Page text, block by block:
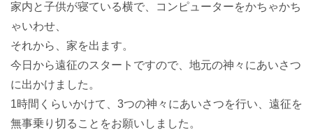
家内と子供が寝ている横で、コンピューターをかちゃかち
ゃいわせ、
それから、家を出ます。
今日から遠征のスタートですので、地元の神々にあいさつ
に出かけました。
1時間くらいかけて、3つの神々にあいさつを行い、遠征を
無事乗り切ることをお願いしました。